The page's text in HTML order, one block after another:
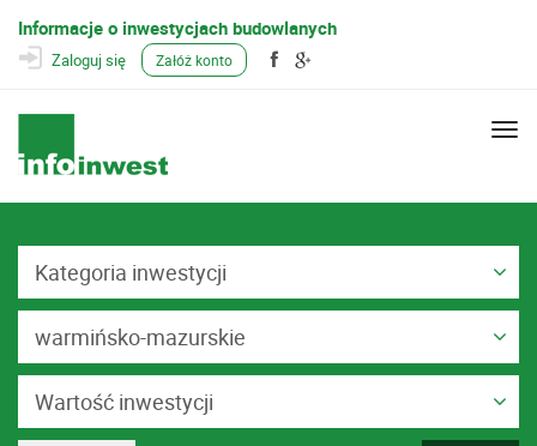
Informacje o inwestycjach budowlanych
Zaloguj się Załóż konto
Kategoria inwestycji
warmińsko-mazurskie
Wartość inwestycji